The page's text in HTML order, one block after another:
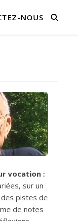
NOUS
vocation :
sur un
pistes de
de notes